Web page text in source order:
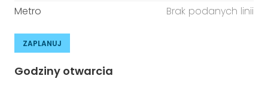
Metro
Brak podanych linii
ZAPLANUJ
Godziny otwarcia